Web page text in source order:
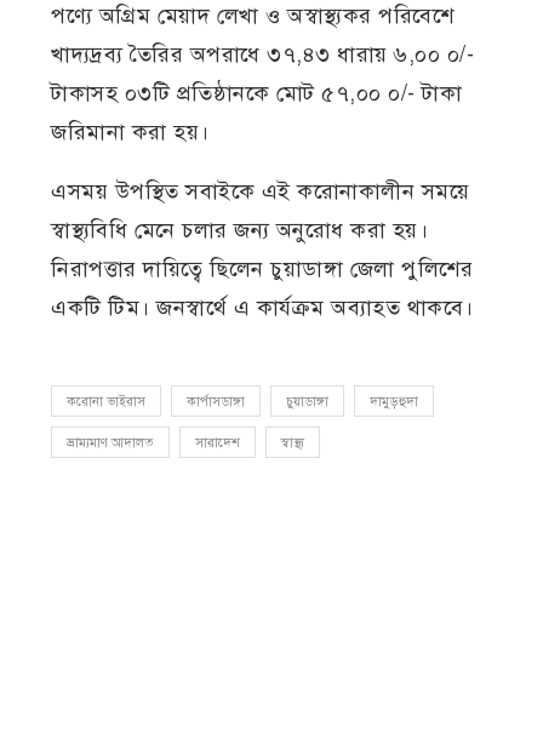
পণ্যে অগ্রিম মেয়াদ লেখা ও অস্বাস্থ্যকর পরিবেশে
খাদ্যদ্রব্য তৈরির অপরাধে ৩৭,৪৩ ধারায় ৬,০০ ০/-
টাকাসহ ০৩টি প্রতিষ্ঠানকে মোট ৫৭,০০ ০/- টাকা
জরিমানা করা হয়।
এসময় উপস্থিত সবাইকে এই করোনাকালীন সময়ে
স্বাস্থ্যবিধি মেনে চলার জন্য অনুরোধ করা হয়।
নিরাপত্তার দায়িত্বে ছিলেন চুয়াডাঙ্গা জেলা পুলিশের
একটি টিম। জনস্বার্থে এ কার্যক্রম অব্যাহত থাকবে।
করোনা ভাইরাস কার্পাসডাঙ্গা চুয়াডাঙ্গা দামুড়হুদা
ভ্রাম্যমাণ আদালত সারাদেশ স্বাস্থ্য